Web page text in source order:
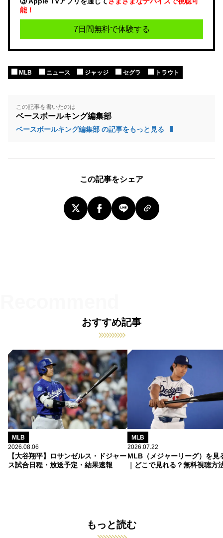
能！
7日間無料で体験する
MLB ニュース ジャッジ セグラ トラウト
この記事を書いたのは
ベースボールキング編集部
ベースボールキング編集部 の記事をもっと見る
この記事をシェア
おすすめ記事
MLB
2026.08.06
【大谷翔平】ロサンゼルス・ドジャー
ス試合日程・放送予定・結果速報
MLB
2026.07.22
MLB（メジャーリーグ）を見
｜どこで見れる？無料視聴方
もっと読む